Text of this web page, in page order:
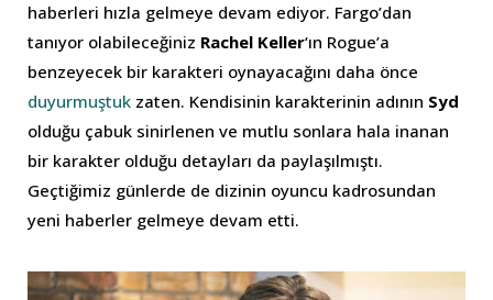
haberleri hızla gelmeye devam ediyor. Fargo’dan
tanıyor olabileceğiniz Rachel Keller‘ın Rogue’a
benzeyecek bir karakteri oynayacağını daha önce
duyurmuştuk zaten. Kendisinin karakterinin adının Syd
olduğu çabuk sinirlenen ve mutlu sonlara hala inanan
bir karakter olduğu detayları da paylaşılmıştı.
Geçtiğimiz günlerde de dizinin oyuncu kadrosundan
yeni haberler gelmeye devam etti.